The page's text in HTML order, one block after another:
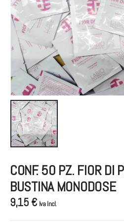
CONF. 50 PZ. FIOR DI
BUSTINA MONODOSE
9,15 € Iva Incl.